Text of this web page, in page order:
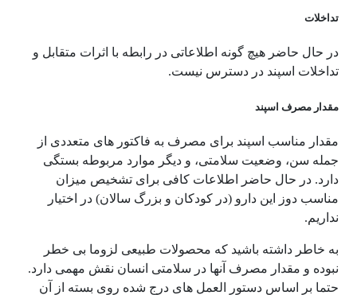
تداخلات
در حال حاضر هیچ گونه اطلاعاتی در رابطه با اثرات متقابل و
تداخلات اسپند در دسترس نیست.
مقدار مصرف اسپند
مقدار مناسب اسپند برای مصرف به فاکتور های متعددی از
جمله سن، وضعیت سلامتی، و دیگر موارد مربوطه بستگی
دارد. در حال حاضر اطلاعات کافی برای تشخیص میزان
مناسب دوز این دارو (در کودکان و بزرگ سالان) در اختیار
نداریم.
به خاطر داشته باشید که محصولات طبیعی لزوما بی خطر
نبوده و مقدار مصرف آنها در سلامتی انسان نقش مهمی دارد.
حتما بر اساس دستور العمل های درج شده روی بسته از آن